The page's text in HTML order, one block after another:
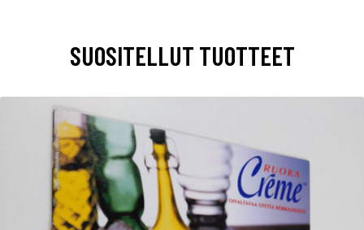
SUOSITELLUT TUOTTEET